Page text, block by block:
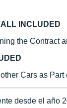
INCLUDED
the Contract
Cars as Part
desde el año